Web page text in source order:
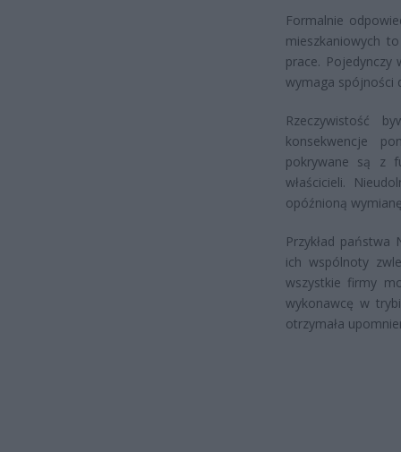
Formalnie
mieszkaniowych
prace. Pojedynczy
wymaga spójności
Rzeczywistość
konsekwencje
pokrywane są z
właścicieli.
opóźnioną
Przykład
ich wspólnoty
wszystkie firmy
wykonawcę w
otrzymała